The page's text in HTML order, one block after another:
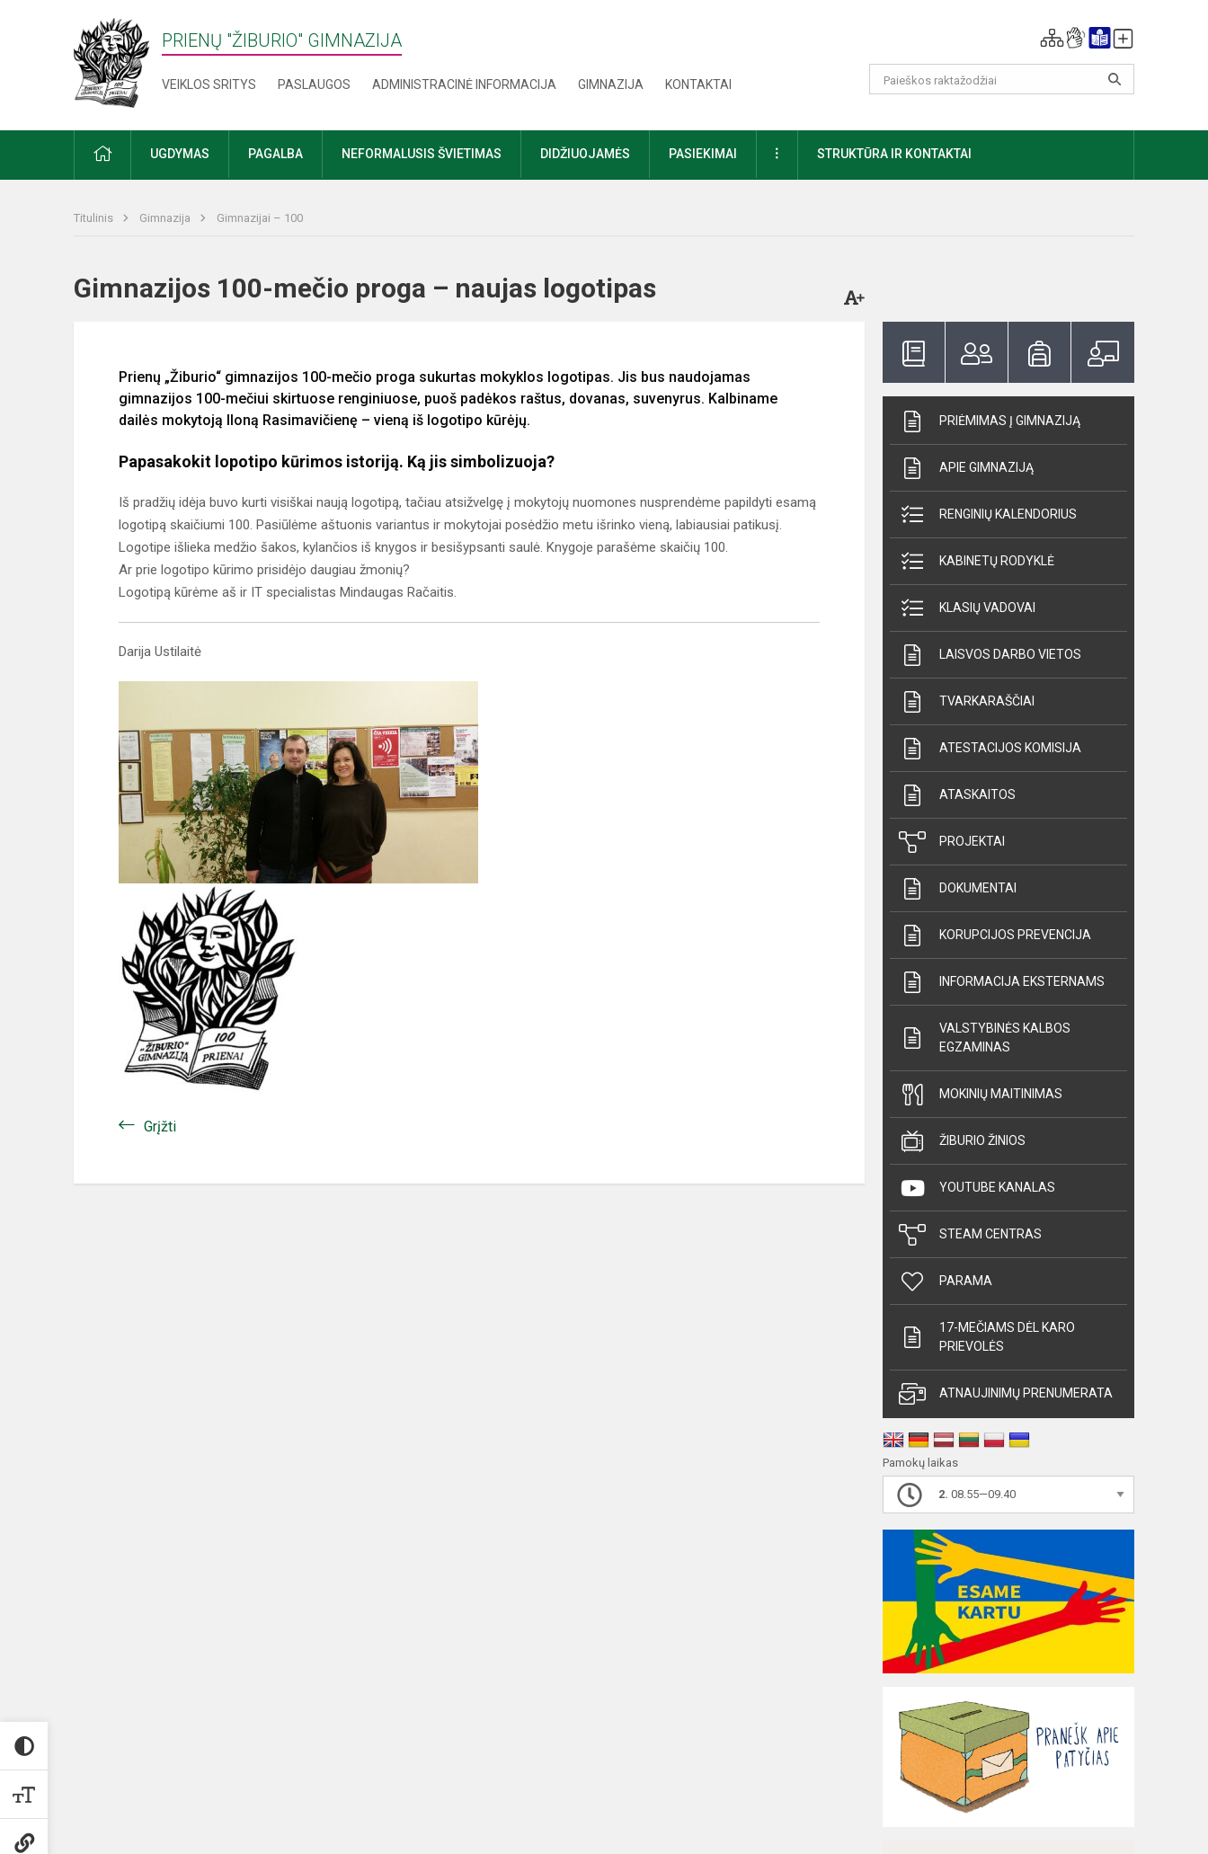
PRIENŲ "ŽIBURIO" GIMNAZIJA
VEIKLOS SRITYS PASLAUGOS ADMINISTRACINĖ INFORMACIJA GIMNAZIJA KONTAKTAI
PRADŽIAUGDYMAS PAGALBA NEFORMALUSIS ŠVIETIMAS DIDŽIUOJAMĖS PASIEKIMAI DAUGIAUSTRUKTŪRA IR KONTAKTAI
Titulinis Gimnazija Gimnazijai – 100
Gimnazijos 100-mečio proga – naujas logotipas
Prienų „Žiburio“ gimnazijos 100-mečio proga sukurtas mokyklos logotipas. Jis bus naudojamas
gimnazijos 100-mečiui skirtuose renginiuose, puoš padėkos raštus, dovanas, suvenyrus. Kalbiname
dailės mokytoją Iloną Rasimavičienę – vieną iš logotipo kūrėjų.
Papasakokit lopotipo kūrimos istoriją. Ką jis simbolizuoja?
Iš pradžių idėja buvo kurti visiškai naują logotipą, tačiau atsižvelgę į mokytojų nuomones nusprendėme papildyti esamą
logotipą skaičiumi 100. Pasiūlėme aštuonis variantus ir mokytojai posėdžio metu išrinko vieną, labiausiai patikusį.
Logotipe išlieka medžio šakos, kylančios iš knygos ir besišypsanti saulė. Knygoje parašėme skaičių 100.
Ar prie logotipo kūrimo prisidėjo daugiau žmonių?
Logotipą kūrėme aš ir IT specialistas Mindaugas Račaitis.
Darija Ustilaitė
Grįžti
PRIĖMIMAS Į GIMNAZIJĄ
APIE GIMNAZIJĄ
RENGINIŲ KALENDORIUS
KABINETŲ RODYKLĖ
KLASIŲ VADOVAI
LAISVOS DARBO VIETOS
TVARKARAŠČIAI
ATESTACIJOS KOMISIJA
ATASKAITOS
PROJEKTAI
DOKUMENTAI
KORUPCIJOS PREVENCIJA
INFORMACIJA EKSTERNAMS
VALSTYBINĖS KALBOS
EGZAMINAS
MOKINIŲ MAITINIMAS
ŽIBURIO ŽINIOS
YOUTUBE KANALAS
STEAM CENTRAS
PARAMA
17-MEČIAMS DĖL KARO
PRIEVOLĖS
ATNAUJINIMŲ PRENUMERATA
Pamokų laikas
2. 08.55—09.40